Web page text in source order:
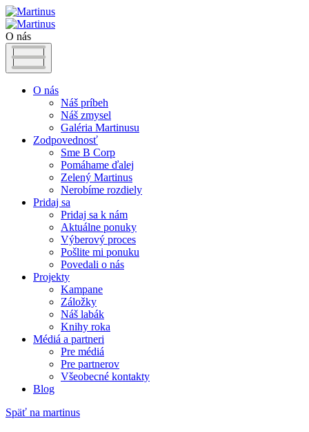
O nás
O nás
Náš príbeh
Náš zmysel
Galéria Martinusu
Zodpovednosť
Sme B Corp
Pomáhame ďalej
Zelený Martinus
Nerobíme rozdiely
Pridaj sa
Pridaj sa k nám
Aktuálne ponuky
Výberový proces
Pošlite mi ponuku
Povedali o nás
Projekty
Kampane
Záložky
Náš labák
Knihy roka
Médiá a partneri
Pre médiá
Pre partnerov
Všeobecné kontakty
Blog
Späť na martinus